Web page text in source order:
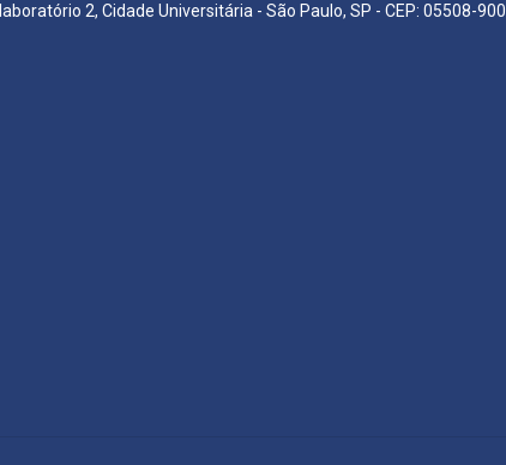
2, Cidade Universitária - São Paulo, SP - CEP: 05508-900